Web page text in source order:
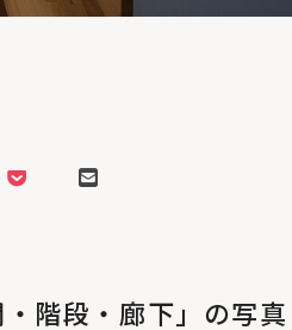
階段・廊下」の写真